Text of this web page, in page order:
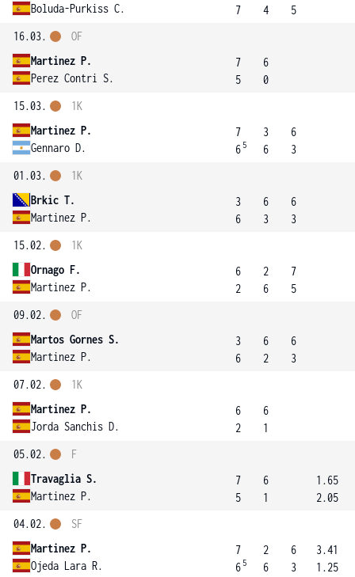
Boluda-Purkiss C.
7
4
5
16.03.
Martinez P.
Perez Contri S.
OF
7
5
6
0
15.03.
Martinez P.
Gennaro D.
1K
7
6 5
3
6
6
3
01.03.
Brkic T.
Martinez P.
1K
3
6
6
3
6
3
15.02.
Ornago F.
Martinez P.
1K
6
2
2
6
7
5
09.02.
Martos Gornes S.
Martinez P.
OF
3
6
6
2
6
3
07.02.
Martinez P.
Jorda Sanchis D.
1K
6
2
6
1
05.02.
Travaglia S.
Martinez P.
F
7
5
6
1
1.65
2.05
04.02.
Martinez P.
Ojeda Lara R.
SF
7
6 5
2
6
6
3
3.41
1.25